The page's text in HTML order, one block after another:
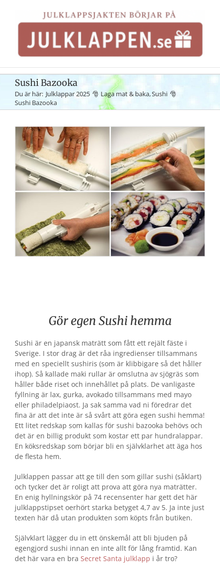
innehållet
Sushi Bazooka
Du är här: Julklappar 2025 Laga mat & baka Sushi
Sushi Bazooka
Gör egen Sushi hemma
Sushi är en japansk maträtt som fått ett rejält fäste i
Sverige. I stor drag är det råa ingredienser tillsammans
med en speciellt sushiris (som är klibbigare så det håller
ihop). Så kallade maki rullar är omslutna av sjögräs som
håller både riset och innehållet på plats. De vanligaste
fyllning är lax, gurka, avokado tillsammans med mayo
eller philadelpiaost. Ja sak samma vad ni föredrar det
fina är att det inte är så svårt att göra egen sushi hemma!
Ett litet redskap som kallas för sushi bazooka behövs och
det är en billig produkt som kostar ett par hundralappar.
En köksredskap som börjar bli en självklarhet att äga hos
de flesta hem.
Julklappen passar att ge till den som gillar sushi (såklart)
och tycker det är roligt att prova att göra nya maträtter.
En enig hyllningskör på 74 recensenter har gett det här
julklappstipset oerhört starka betyget 4,7 av 5. Ja inte just
texten här då utan produkten som köpts från butiken.
Självklart lägger du in ett önskemål att bli bjuden på
egengjord sushi innan en inte allt för lång framtid. Kan
det här vara en bra Secret Santa julklapp i år tro?